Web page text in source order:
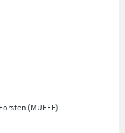
(MUEEF)